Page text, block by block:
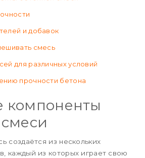
и добавок
смесь
для различных условий
прочности бетона
компоненты
создаётся из нескольких
каждый из которых играет свою